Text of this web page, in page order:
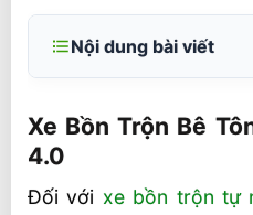
Nội dung bài viết
Hoạt động của
Thông số Xe
Xe Bồn Trộn Bê
4.0
Đối với xe bồn trộn tự